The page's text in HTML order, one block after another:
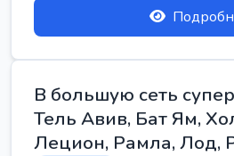
В большую сеть
Тель Авив, Бат Ям,
Лецион, Рамла, Лод,